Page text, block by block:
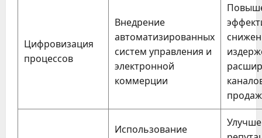
Цифровизация
процессов
Внедрение
автоматизированных
систем управления и
электронной
коммерции
продаж
Использование